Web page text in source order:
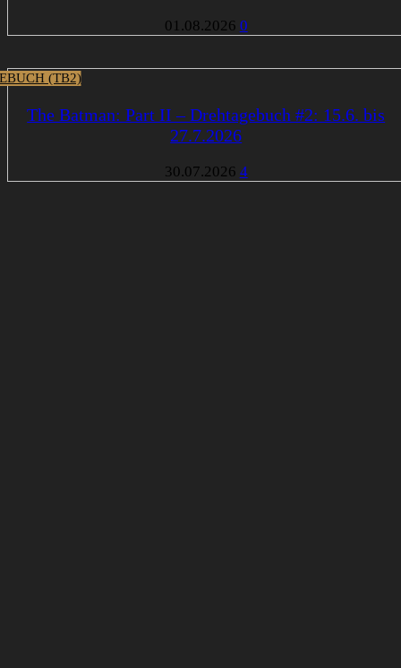
01.08.2026 0
(TB2)
The Batman: Part II – Drehtagebuch #2: 15.6. bis
27.7.2026
30.07.2026 4